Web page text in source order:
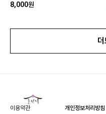
8,000원
더
이용약관 개인정보처리방침